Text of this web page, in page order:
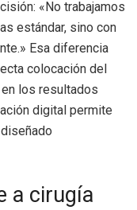
«No trabajamos
estándar, sino con
Esa diferencia
colocación del
los resultados
digital permite
a cirugía